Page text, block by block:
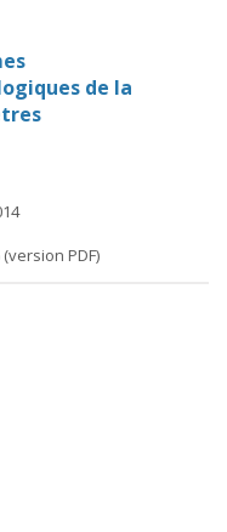
de la
(version PDF)